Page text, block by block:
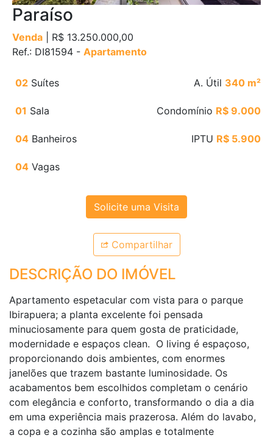
Paraíso
Venda | R$ 13.250.000,00
Ref.: DI81594 - Apartamento
02 Suítes
01 Sala
04 Banheiros
04 Vagas
A. Útil 340 m²
Condomínio R$ 9.000
IPTU R$ 5.900
Solicite uma Visita
Compartilhar
DESCRIÇÃO DO IMÓVEL
Apartamento espetacular com vista para o parque
Ibirapuera; a planta excelente foi pensada
minuciosamente para quem gosta de praticidade,
modernidade e espaços clean. O living é espaçoso,
proporcionando dois ambientes, com enormes
janelões que trazem bastante luminosidade. Os
acabamentos bem escolhidos completam o cenário
com elegância e conforto, transformando o dia a dia
em uma experiência mais prazerosa. Além do lavabo,
a copa e a cozinha são amplas e totalmente